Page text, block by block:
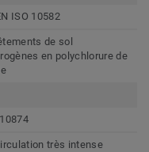
ISO 10582
de sol
en polychlorure de
très intense